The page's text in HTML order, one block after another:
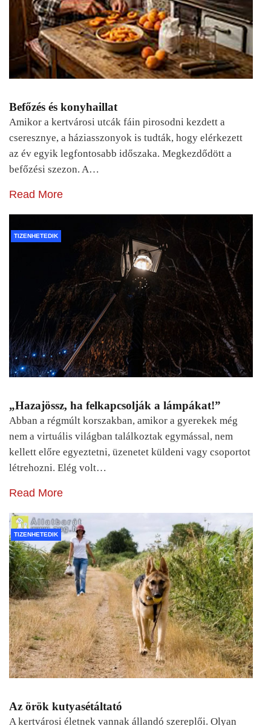
Befőzés és konyhaillat
Amikor a kertvárosi utcák fáin pirosodni kezdett a
cseresznye, a háziasszonyok is tudták, hogy elérkezett
az év egyik legfontosabb időszaka. Megkezdődött a
befőzési szezon. A…
Read More
TIZENHETEDIK
„Hazajössz, ha felkapcsolják a lámpákat!”
Abban a régmúlt korszakban, amikor a gyerekek még
nem a virtuális világban találkoztak egymással, nem
kellett előre egyeztetni, üzenetet küldeni vagy csoportot
létrehozni. Elég volt…
Read More
TIZENHETEDIK
Az örök kutyasétáltató
A kertvárosi életnek vannak állandó szereplői. Olyan